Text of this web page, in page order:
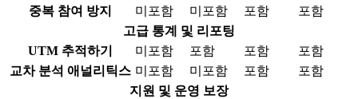
중복 참여 방지
미포함 미포함 포함
포함
고급 통계 및 리포팅
UTM 추적하기
미포함 포함 포함
포함
교차 분석 애널리틱스 미포함 미포함 포함
포함
지원 및 운영 보장